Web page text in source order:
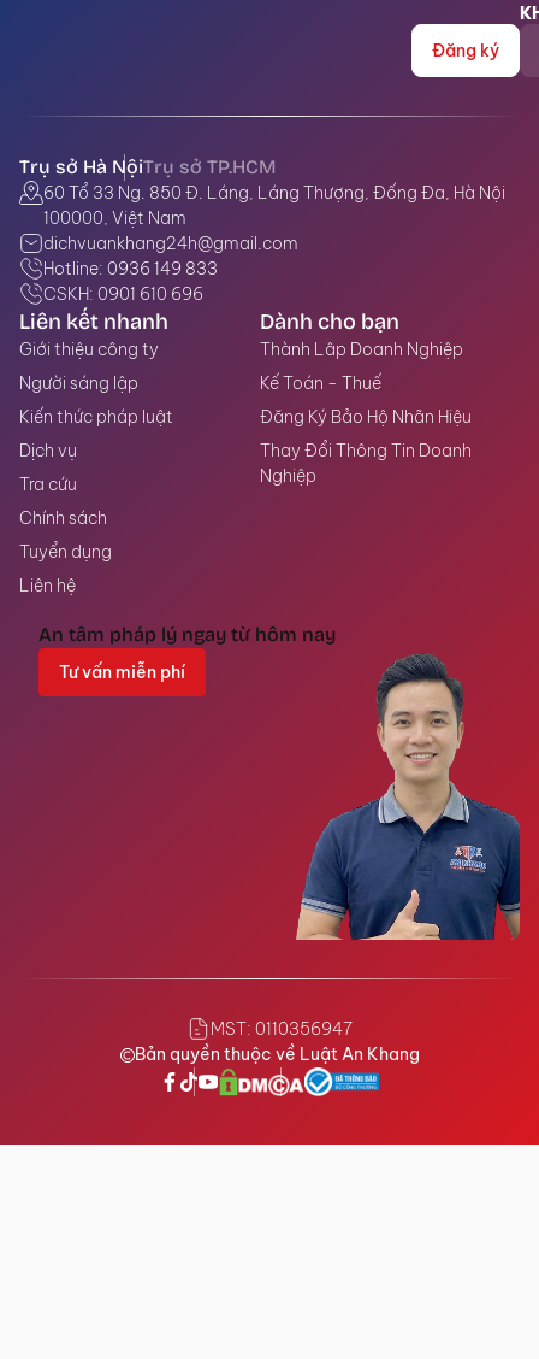
Đăng ký
Trụ sở Hà NộiTrụ sở TP.HCM
60 Tổ 33 Ng. 850 Đ. Láng, Láng Thượng, Đống Đa, Hà Nội
100000, Việt Nam
dichvuankhang24h@gmail.com
Hotline: 0936 149 833
CSKH: 0901 610 696
Tầng 07 Khối B Cao ốc Thương mại và Chung cư Âu Cơ
số 683 A Âu Cơ, Phường Tân Phú, Thành phố Hồ Chí
Minh, Việt Nam
dichvuankhang24h@gmail.com
Hotline: 0936 149 833
CSKH: 0901 610 696
Liên kết nhanh
Giới thiệu công ty
Người sáng lập
Kiến thức pháp luật
Dịch vụ
Tra cứu
Chính sách
Tuyển dụng
Liên hệ
Dành cho bạn
Thành Lâp Doanh Nghiệp
Kế Toán - Thuế
Đăng Ký Bảo Hộ Nhãn Hiệu
Thay Đổi Thông Tin Doanh
Nghiệp
An tâm pháp lý ngay từ hôm nay
Tư vấn miễn phí
Bản quyền thuộc về Luật An Khang
MST: 0110356947